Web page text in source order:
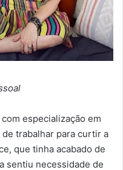
especialização em
trabalhar para curtir a
que tinha acabado de
sentiu necessidade de